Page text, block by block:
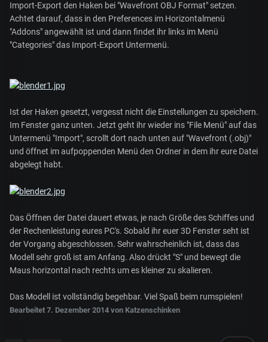
Import-Export den Haken bei "Wavefront OBJ Format" setzen.
Achtet darauf, dass in den Preferences im Horizontalmenü
"Addons" angewählt ist und dann findet ihr links im Menü
"Categories" das Import-Export Untermenü.
Ist der Haken gesetzt, vergesst nicht die Einstellungen zu speichern.
Im Fenster ganz unten. Jetzt geht ihr wieder ins "File Menü" auf das
Untermenü "Import", scrollt dort nach unten auf "Wavefront (.obj)"
und öffnet im aufpoppenden Menü den Ordner in dem ihr eure Datei
abgelegt habt.
Das Öffnen der Datei dauert etwas, je nach Größe des Schiffes und
der Rechenleistung eures PC's. Sobald ihr euer 3D Fenster seht ist
der Vorgang abgeschlossen. Sehr wahrscheinlich ist, dass das
Modell sehr groß ist am Anfang. Also drückt "S" und bewegt die
Maus horizontal nach rechts um es kleiner zu skalieren.
Das Modell ist vollständig begehbar. Viel Spaß beim rumspielen!
Bearbeitet 7. Dezember 2014 von Katzenschinken